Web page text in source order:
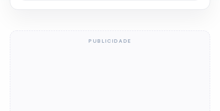
PUBLICIDADE